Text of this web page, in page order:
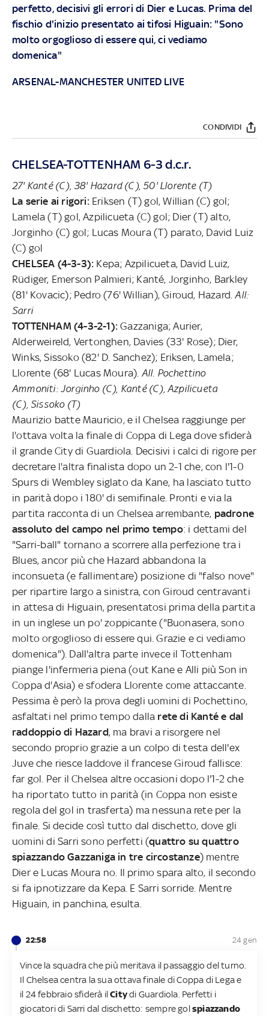
perfetto, decisivi gli errori di Dier e Lucas. Prima del
fischio d'inizio presentato ai tifosi Higuain: "Sono
molto orgoglioso di essere qui, ci vediamo
domenica"
ARSENAL-MANCHESTER UNITED LIVE
CONDIVIDI
CHELSEA-TOTTENHAM 6-3 d.c.r.
27' Kanté (C), 38' Hazard (C), 50' Llorente (T)
La serie ai rigori:Eriksen (T) gol, Willian (C) gol;
Lamela (T) gol, Azpilicueta (C) gol; Dier (T) alto,
Jorginho (C) gol; Lucas Moura (T) parato, David Luiz
(C) gol
CHELSEA (4-3-3): Kepa; Azpilicueta, David Luiz,
Rüdiger, Emerson Palmieri; Kanté, Jorginho, Barkley
(81' Kovacic); Pedro (76' Willian), Giroud, Hazard.All:
Sarri
TOTTENHAM (4-3-2-1):Gazzaniga; Aurier,
Alderweireld, Vertonghen, Davies (33' Rose); Dier,
Winks, Sissoko (82' D. Sanchez); Eriksen, Lamela;
Llorente (68' Lucas Moura). All. Pochettino
Ammoniti: Jorginho (C), Kanté (C), Azpilicueta
(C), Sissoko (T)
Maurizio batte Mauricio, e il Chelsea raggiunge per
l'ottava volta la finale di Coppa di Lega dove sfiderà
il grande City di Guardiola. Decisivi i calci di rigore per
decretare l'altra finalista dopo un 2-1 che, con l'1-0
Spurs di Wembley siglato da Kane, ha lasciato tutto
in parità dopo i 180' di semifinale. Pronti e via la
partita racconta di un Chelsea arrembante, padrone
assoluto del campo nel primo tempo: i dettami del
"Sarri-ball" tornano a scorrere alla perfezione tra i
Blues, ancor più che Hazard abbandona la
inconsueta (e fallimentare) posizione di "falso nove"
per ripartire largo a sinistra, con Giroud centravanti
in attesa di Higuain, presentatosi prima della partita
in un inglese un po' zoppicante ("Buonasera, sono
molto orgoglioso di essere qui. Grazie e ci vediamo
domenica"). Dall'altra parte invece il Tottenham
piange l'infermeria piena (out Kane e Alli più Son in
Coppa d'Asia) e sfodera Llorente come attaccante.
Pessima è però la prova degli uomini di Pochettino,
asfaltati nel primo tempo dalla rete di Kanté e dal
raddoppio di Hazard, ma bravi a risorgere nel
secondo proprio grazie a un colpo di testa dell'ex
Juve che riesce laddove il francese Giroud fallisce:
far gol. Per il Chelsea altre occasioni dopo l'1-2 che
ha riportato tutto in parità (in Coppa non esiste
regola del gol in trasferta) ma nessuna rete per la
finale. Si decide così tutto dal dischetto, dove gli
uomini di Sarri sono perfetti (quattro su quattro
spiazzando Gazzaniga in tre circostanze) mentre
Dier e Lucas Moura no. Il primo spara alto, il secondo
si fa ipnotizzare da Kepa. E Sarri sorride. Mentre
Higuain, in panchina, esulta.
22:58 24 gen
Vince la squadra che più meritava il passaggio del turno.
Il Chelsea centra la sua ottava finale di Coppa di Lega e
il 24 febbraio sfiderà ilCitydi Guardiola. Perfetti i
giocatori di Sarri dal dischetto: sempre golspiazzando